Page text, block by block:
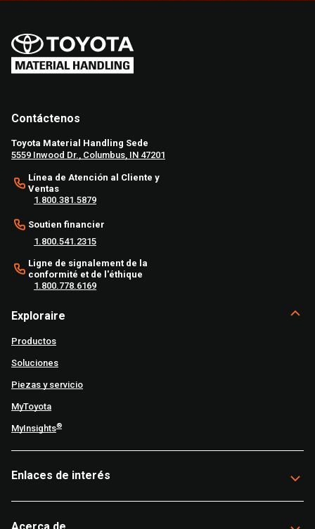
Contáctenos
Toyota Material Handling Sede
5559 Inwood Dr., Columbus, IN 47201
Línea de Atención al Cliente y
Ventas
1.800.381.5879
Soutien financier
1.800.541.2315
Ligne de signalement de la
conformité et de l'éthique
1.800.778.6169
Exploraire
Productos
Soluciones
Piezas y servicio
MyToyota
MyInsights®
Enlaces de interés
Acerca de